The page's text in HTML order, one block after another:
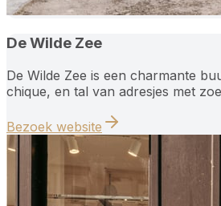
De Wilde Zee
De Wilde Zee is een charmante
chique, en tal van adresjes met
Bezoek website